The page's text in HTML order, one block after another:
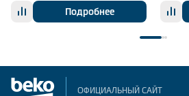
Подробнее
ОФИЦИАЛЬНЫЙ САЙТ